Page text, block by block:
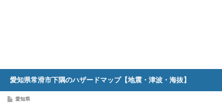
愛知県常滑市下隅のハザードマップ【地震・津波・海抜】
愛知県